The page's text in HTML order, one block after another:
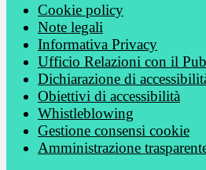
Cookie policy
Note legali
Informativa Privacy
Ufficio Relazioni con il
Dichiarazione di
Obiettivi di accessibilità
Whistleblowing
Gestione consensi cookie
Amministrazione